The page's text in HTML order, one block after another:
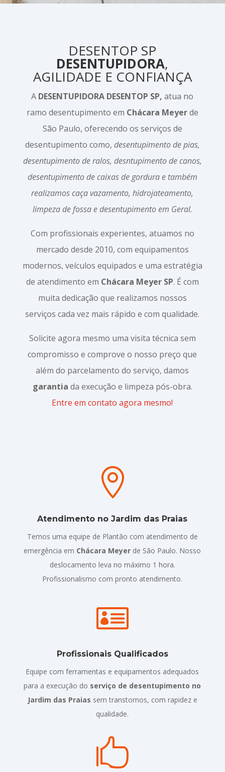
DESENTOP SP
DESENTUPIDORA,
AGILIDADE E CONFIANÇA
A DESENTUPIDORA DESENTOP SP,atua no
ramo desentupimento em Chácara Meyerde
São Paulo, oferecendo os serviços de
desentupimento como, desentupimento de pias,
desentupimento de ralos, desntupimento de canos,
desentupimento de caixas de gordura e também
realizamos caça vazamento, hidrojateamento,
limpeza de fossa e desentupimento em Geral.
Com profissionais experientes, atuamos no
mercado desde 2010, com equipamentos
modernos, veículos equipados e uma estratégia
de atendimento em Chácara Meyer SP. É com
muita dedicação que realizamos nossos
serviços cada vez mais rápido e com qualidade.
Solicite agora mesmo uma visita técnica sem
compromisso e comprove o nosso preço que
além do parcelamento do serviço, damos
garantia da execução e limpeza pós-obra.
Entre em contato agora mesmo!

Atendimento no Jardim das Praias
Temos uma equipe de Plantão com atendimento de
emergência em Chácara Meyer de São Paulo. Nosso
deslocamento leva no máximo 1 hora.
Profissionalismo com pronto atendimento.

Profissionais Qualificados
Equipe com ferramentas e equipamentos adequados
para a execução do serviço de desentupimento no
Jardim das Praias sem transtornos, com rapidez e
qualidade.
